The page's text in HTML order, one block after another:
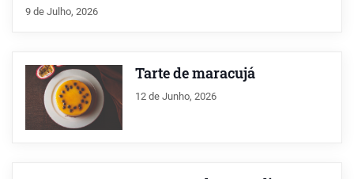
9 de Julho, 2026
Tarte de maracujá
12 de Junho, 2026